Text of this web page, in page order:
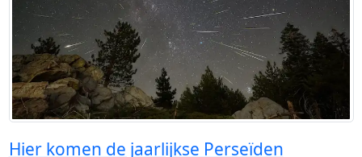
Hier komen de jaarlijkse Perseïden